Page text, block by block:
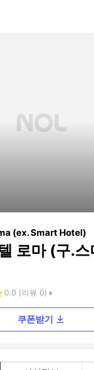
(ex. Smart Hotel)
로마 (구.스
0.0 (리뷰 0)
쿠폰받기